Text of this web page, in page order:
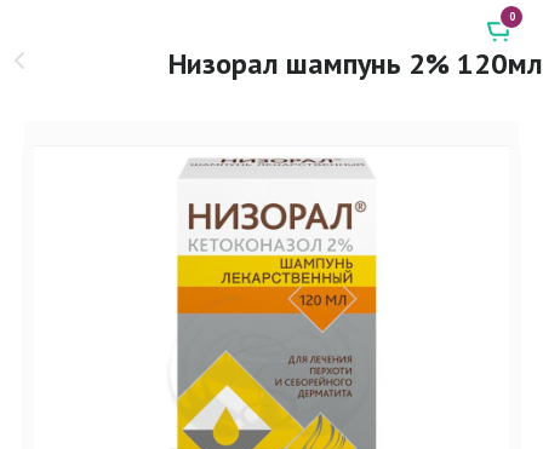
Низорал шампунь 2% 120мл
0